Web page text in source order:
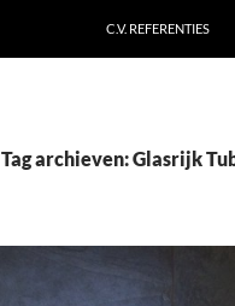
C.V. REFERENTIES
Tag archieven: Glasrijk